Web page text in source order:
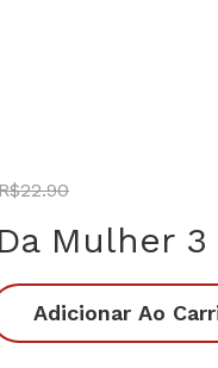
22.90O
preço
original
era:
O
preço
atual
é:
Mulher 3
Adicionar Ao